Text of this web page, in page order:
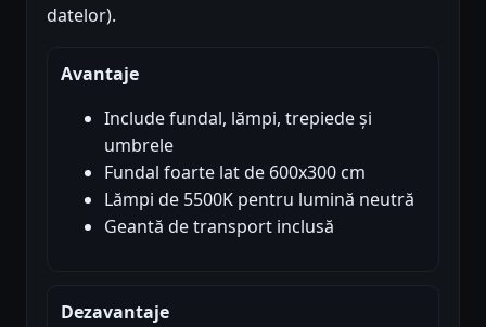
datelor).
Avantaje
Include fundal, lămpi, trepiede și
umbrele
Fundal foarte lat de 600x300 cm
Lămpi de 5500K pentru lumină neutră
Geantă de transport inclusă
Dezavantaje